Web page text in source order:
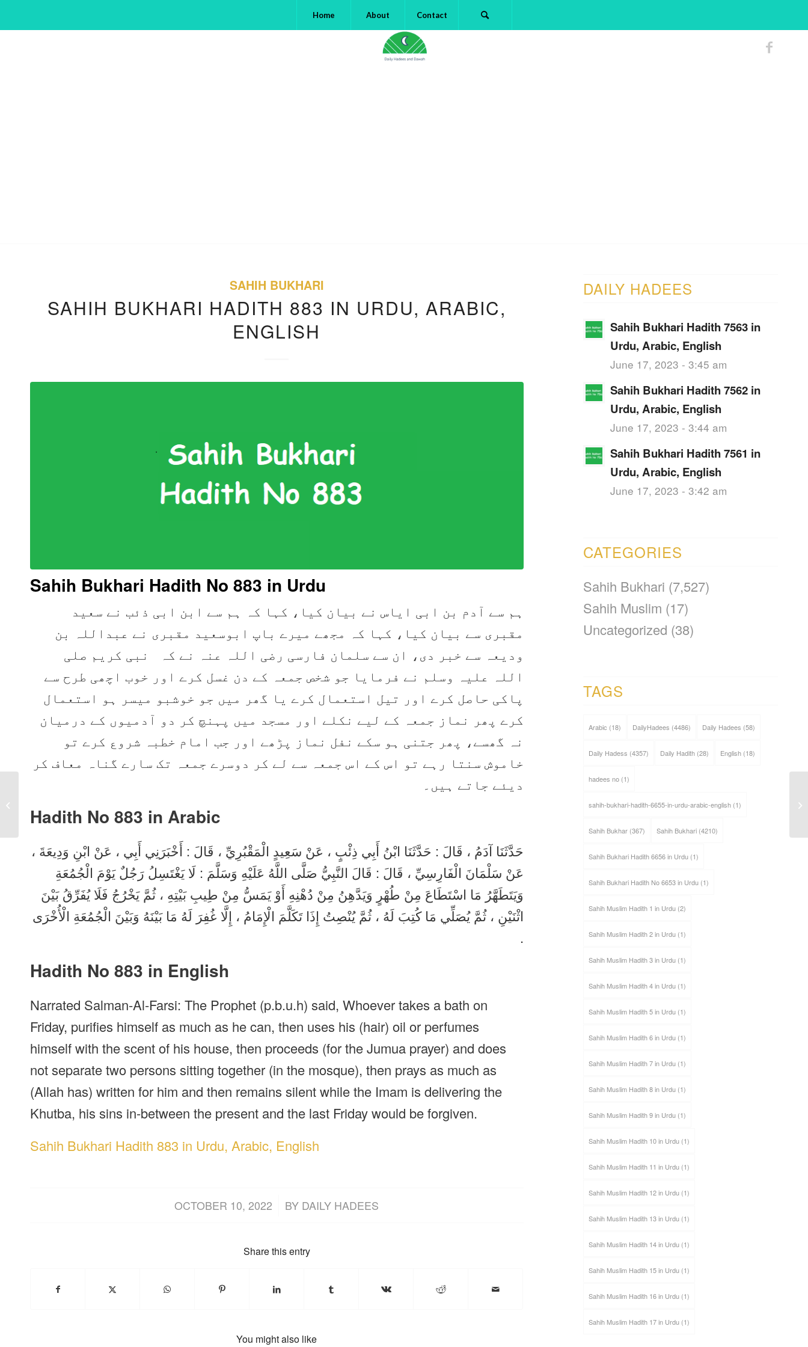
Home About Contact
SAHIH BUKHARI
SAHIH BUKHARI HADITH 883 IN URDU, ARABIC,
ENGLISH
Sahih Bukhari Hadith No 883 in Urdu
ہم سے آدم بن ابی ایاس نے بیان کیا، کہا کہ ہم سے ابن ابی ذئب نے سعید
مقبری سے بیان کیا، کہا کہ مجھے میرے باپ ابوسعید مقبری نے عبداللہ بن
ودیعہ سے خبر دی، ان سے سلمان فارسی رضی اللہ عنہ نے کہ نبی کریم صلی
اللہ علیہ وسلم نے فرمایا جو شخص جمعہ کے دن غسل کرے اور خوب اچھی طرح سے
پاکی حاصل کرے اور تیل استعمال کرے یا گھر میں جو خوشبو میسر ہو استعمال
کرے پھر نماز جمعہ کے لیے نکلے اور مسجد میں پہنچ کر دو آدمیوں کے درمیان
نہ گھسے، پھر جتنی ہو سکے نفل نماز پڑھے اور جب امام خطبہ شروع کرے تو
خاموش سنتا رہے تو اس کے اس جمعہ سے لے کر دوسرے جمعہ تک سارے گناہ معاف کر
دیئے جاتے ہیں۔
Hadith No 883 in Arabic
حَدَّثَنَا آدَمُ ، قَالَ : حَدَّثَنَا ابْنُ أَبِي ذِئْبٍ ، عَنْ سَعِيدٍ الْمَقْبُرِيِّ ، قَالَ : أَخْبَرَنِي أَبِي ، عَنْ ابْنِ وَدِيعَةَ ،
عَنْ سَلْمَانَ الْفَارِسِيِّ ، قَالَ : قَالَ النَّبِيُّ صَلَّى اللَّهُ عَلَيْهِ وَسَلَّمَ : لَا يَغْتَسِلُ رَجُلٌ يَوْمَ الْجُمُعَةِ
وَيَتَطَهَّرُ مَا اسْتَطَاعَ مِنْ طُهْرٍ وَيَدَّهِنُ مِنْ دُهْنِهِ أَوْ يَمَسُّ مِنْ طِيبِ بَيْتِهِ ، ثُمَّ يَخْرُجُ فَلَا يُفَرِّقُ بَيْنَ
اثْنَيْنِ ، ثُمَّ يُصَلِّي مَا كُتِبَ لَهُ ، ثُمَّ يُنْصِتُ إِذَا تَكَلَّمَ الْإِمَامُ ، إِلَّا غُفِرَ لَهُ مَا بَيْنَهُ وَبَيْنَ الْجُمُعَةِ الْأُخْرَى
.
Hadith No 883 in English
Narrated Salman-Al-Farsi: The Prophet (p.b.u.h) said, Whoever takes a bath on
Friday, purifies himself as much as he can, then uses his (hair) oil or perfumes
himself with the scent of his house, then proceeds (for the Jumua prayer) and does
not separate two persons sitting together (in the mosque), then prays as much as
(Allah has) written for him and then remains silent while the Imam is delivering the
Khutba, his sins in-between the present and the last Friday would be forgiven.
Sahih Bukhari Hadith 883 in Urdu, Arabic, English
OCTOBER 10, 2022
/ BY DAILY HADEES
Share this entry
You might also like
DAILY HADEES
Sahih Bukhari Hadith 7563 in
Urdu, Arabic, English
June 17, 2023 - 3:45 am
Sahih Bukhari Hadith 7562 in
Urdu, Arabic, English
June 17, 2023 - 3:44 am
Sahih Bukhari Hadith 7561 in
Urdu, Arabic, English
June 17, 2023 - 3:42 am
CATEGORIES
Sahih Bukhari (7,527)
Sahih Muslim (17)
Uncategorized (38)
TAGS
Arabic (18) DailyHadees (4486) Daily Hadees (58)
Daily Hadess (4357) Daily Hadith(28) English(18)
hadees no(1)
sahih-bukhari-hadith-6655-in-urdu-arabic-english(1)
Sahih Bukhar(367) Sahih Bukhari(4210)
Sahih Bukhari Hadith 6656 in Urdu(1)
Sahih Bukhari Hadith No 6653 in Urdu(1)
Sahih Muslim Hadith 1 in Urdu(2)
Sahih Muslim Hadith 2 in Urdu(1)
Sahih Muslim Hadith 3 in Urdu(1)
Sahih Muslim Hadith 4 in Urdu(1)
Sahih Muslim Hadith 5 in Urdu(1)
Sahih Muslim Hadith 6 in Urdu(1)
Sahih Muslim Hadith 7 in Urdu(1)
Sahih Muslim Hadith 8 in Urdu(1)
Sahih Muslim Hadith 9 in Urdu(1)
Sahih Muslim Hadith 10 in Urdu(1)
Sahih Muslim Hadith 11 in Urdu(1)
Sahih Muslim Hadith 12 in Urdu(1)
Sahih Muslim Hadith 13 in Urdu(1)
Sahih Muslim Hadith 14 in Urdu(1)
Sahih Muslim Hadith 15 in Urdu(1)
Sahih Muslim Hadith 16 in Urdu(1)
Sahih Muslim Hadith 17 in Urdu(1)
English